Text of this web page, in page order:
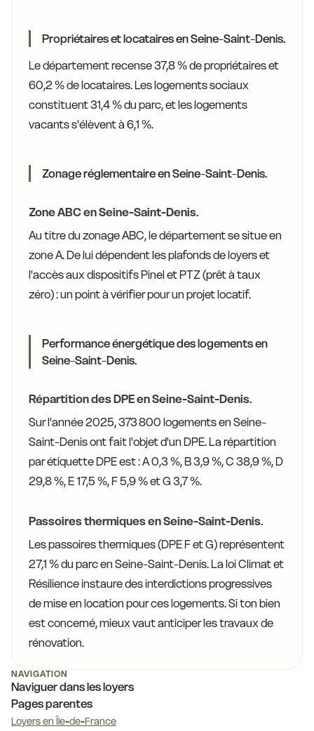
Propriétaires et locataires en Seine-Saint-Denis.
Le département recense 37,8 % de propriétaires et
60,2 % de locataires. Les logements sociaux
constituent 31,4 % du parc, et les logements
vacants s'élèvent à 6,1 %.
Zonage réglementaire en Seine-Saint-Denis.
Zone ABC en Seine-Saint-Denis.
Au titre du zonage ABC, le département se situe en
zone A. De lui dépendent les plafonds de loyers et
l'accès aux dispositifs Pinel et PTZ (prêt à taux
zéro) : un point à vérifier pour un projet locatif.
Performance énergétique des logements en
Seine-Saint-Denis.
Répartition des DPE en Seine-Saint-Denis.
Sur l'année 2025, 373 800 logements en Seine-
Saint-Denis ont fait l'objet d'un DPE. La répartition
par étiquette DPE est : A 0,3 %, B 3,9 %, C 38,9 %, D
29,8 %, E 17,5 %, F 5,9 % et G 3,7 %.
Passoires thermiques en Seine-Saint-Denis.
Les passoires thermiques (DPE F et G) représentent
27,1 % du parc en Seine-Saint-Denis. La loi Climat et
Résilience instaure des interdictions progressives
de mise en location pour ces logements. Si ton bien
est concerné, mieux vaut anticiper les travaux de
rénovation.
NAVIGATION
Naviguer dans les loyers
Pages parentes
Loyers en Île-de-France